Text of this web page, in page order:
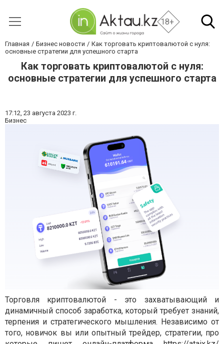
18+
Главная Бизнес новости
Как торговать криптовалютой с нуля:
основные стратегии для успешного старта
Как торговать криптовалютой с нуля:
основные стратегии для успешного старта
17:12, 23 августа 2023 г.
Бизнес
Торговля криптовалютой - это захватывающий и
динамичный способ заработка, который требует знаний,
терпения и стратегического мышления. Независимо от
того, новичок вы или опытный трейдер, стратегии, про